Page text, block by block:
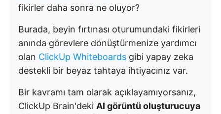
fikirler daha sonra ne oluyor?
Burada, beyin fırtınası oturumundaki fikirleri
anında görevlere dönüştürmenize yardımcı
olan ClickUp Whiteboards gibi yapay zeka
destekli bir beyaz tahtaya ihtiyacınız var.
Bir kavramı tam olarak açıklayamıyorsanız,
ClickUp Brain'deki AI görüntü oluşturucuya